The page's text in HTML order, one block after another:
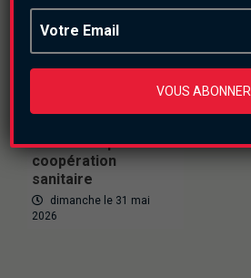
Politique
abondants pour la
coopération
sanitaire
dimanche le 31 mai
2026
VOUS ABONNER